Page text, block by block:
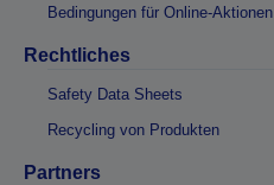
Bedingungen für Online-Aktionen
Rechtliches
Safety Data Sheets
Recycling von Produkten
Partners